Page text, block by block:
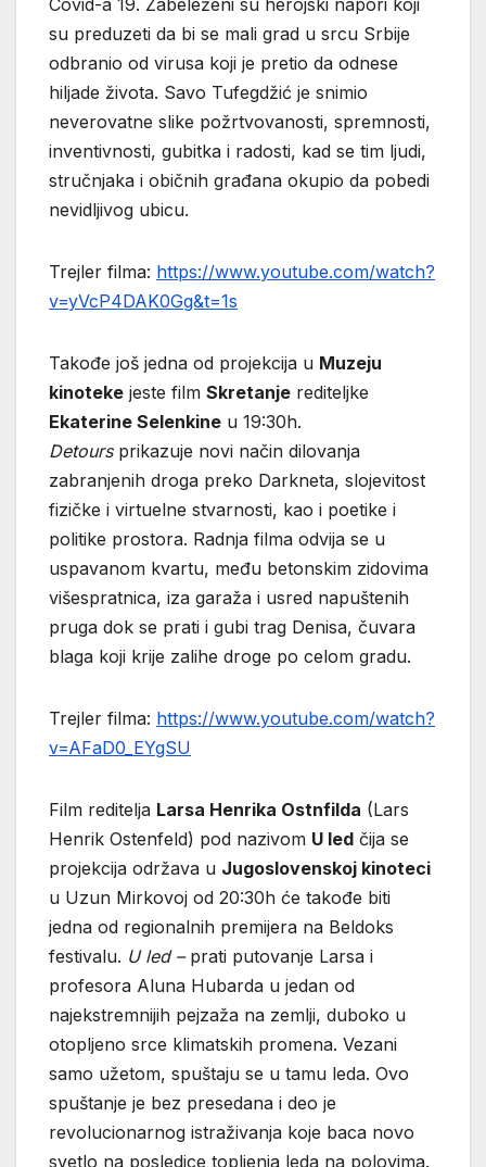
su preduzeti da bi se mali grad u srcu Srbije
odbranio od virusa koji je pretio da odnese
hiljade života. Savo Tufegdžić je snimio
neverovatne slike požrtvovanosti, spremnosti,
inventivnosti, gubitka i radosti, kad se tim ljudi,
stručnjaka i običnih građana okupio da pobedi
nevidljivog ubicu.
Trejler filma: https://www.youtube.com/watch?
v=yVcP4DAK0Gg&t=1s
Takođe još jedna od projekcija u Muzeju
kinoteke jeste film Skretanje rediteljke
Ekaterine Selenkine u 19:30h.
Detoursprikazuje novi način dilovanja
zabranjenih droga preko Darkneta, slojevitost
fizičke i virtuelne stvarnosti, kao i poetike i
politike prostora. Radnja filma odvija se u
uspavanom kvartu, među betonskim zidovima
višespratnica, iza garaža i usred napuštenih
pruga dok se prati i gubi trag Denisa, čuvara
blaga koji krije zalihe droge po celom gradu.
Trejler filma: https://www.youtube.com/watch?
v=AFaD0_EYgSU
Film reditelja Larsa Henrika Ostnfilda (Lars
Henrik Ostenfeld) pod nazivom U led čija se
projekcija održava u Jugoslovenskoj kinoteci
u Uzun Mirkovoj od 20:30h će takođe biti
jedna od regionalnih premijera na Beldoks
festivalu. U led –prati putovanje Larsa i
profesora Aluna Hubarda u jedan od
najekstremnijih pejzaža na zemlji, duboko u
otopljeno srce klimatskih promena. Vezani
samo užetom, spuštaju se u tamu leda. Ovo
spuštanje je bez presedana i deo je
revolucionarnog istraživanja koje baca novo
svetlo na posledice topljenja leda na polovima.